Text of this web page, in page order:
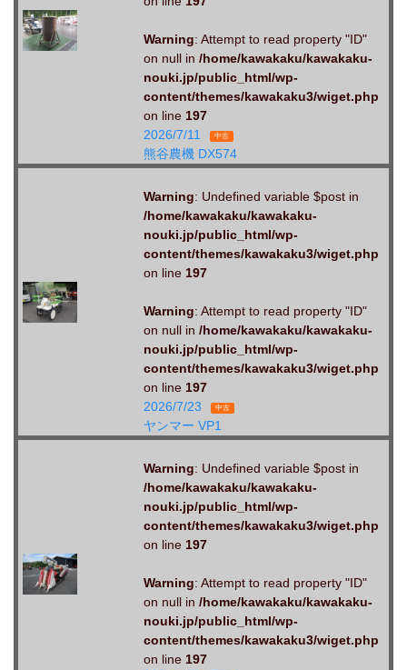
Warning: Attempt to read property "ID"
on null in /home/kawakaku/kawakaku-
nouki.jp/public_html/wp-
content/themes/kawakaku3/wiget.php
on line 197
2026/7/11
中古
熊谷農機 DX574
Warning: Undefined variable $post in
/home/kawakaku/kawakaku-
nouki.jp/public_html/wp-
content/themes/kawakaku3/wiget.php
on line 197
Warning: Attempt to read property "ID"
on null in /home/kawakaku/kawakaku-
nouki.jp/public_html/wp-
content/themes/kawakaku3/wiget.php
on line 197
2026/7/23
中古
ヤンマー VP1
Warning: Undefined variable $post in
/home/kawakaku/kawakaku-
nouki.jp/public_html/wp-
content/themes/kawakaku3/wiget.php
on line 197
Warning: Attempt to read property "ID"
on null in /home/kawakaku/kawakaku-
nouki.jp/public_html/wp-
content/themes/kawakaku3/wiget.php
on line 197